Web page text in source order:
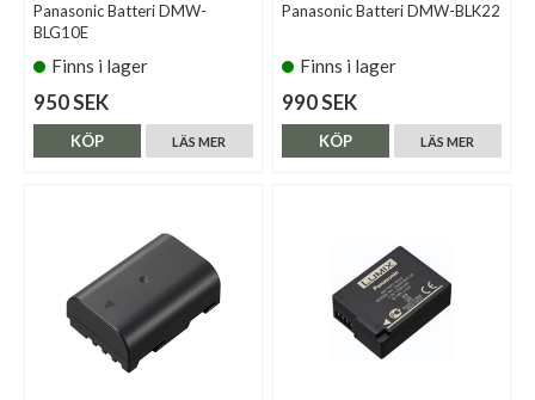
Panasonic Batteri DMW-
BLG10E
Finns i lager
950 SEK
LÄS MER
KÖP
Panasonic Batteri DMW-BLK22
Finns i lager
990 SEK
LÄS MER
KÖP